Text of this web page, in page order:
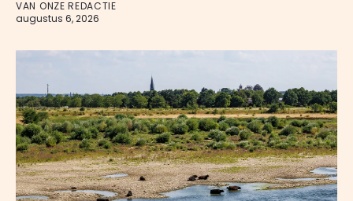
VAN ONZE REDACTIE
augustus 6, 2026